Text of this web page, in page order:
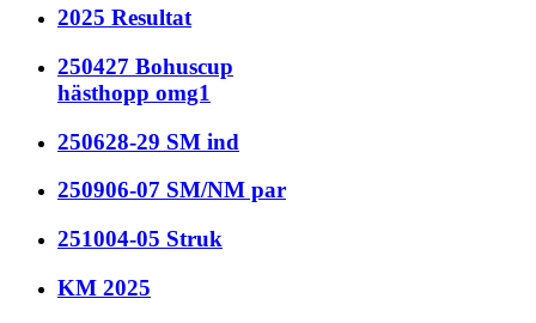
2025 Resultat
250427 Bohuscup
hästhopp omg1
250628-29 SM ind
250906-07 SM/NM par
251004-05 Struk
KM 2025